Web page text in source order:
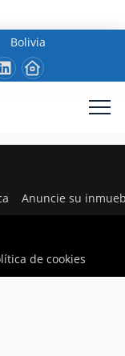
Bolivia
Anuncie su
de cookies